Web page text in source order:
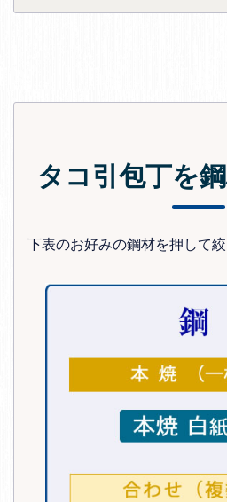
タコ引包丁を
下表のお好みの鋼材を押して絞